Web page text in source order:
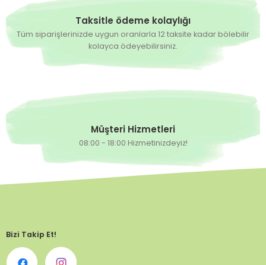
Taksitle ödeme kolaylığı
Tüm siparişlerinizde uygun oranlarla 12 taksite kadar bölebilir
kolayca ödeyebilirsiniz.
Müşteri Hizmetleri
08:00 - 18:00 Hizmetinizdeyiz!
Bizi Takip Et!